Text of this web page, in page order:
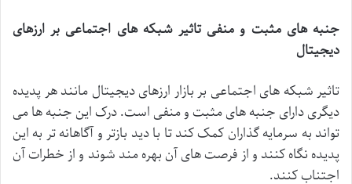
جنبه های مثبت و منفی تاثیر شبکه های اجتماعی بر ارزهای
دیجیتال
تاثیر شبکه های اجتماعی بر بازار ارزهای دیجیتال مانند هر پدیده
دیگریدارای جنبههایمثبتومنفی است.درکاین جنبههامی
تواند به سرمایهگذاران کمککند تا بادید بازتر و آگاهانهتر به این
پدیده نگاهکنند و از فرصتهایآن بهرهمند شوند و از خطراتآن
اجتنابکنند.